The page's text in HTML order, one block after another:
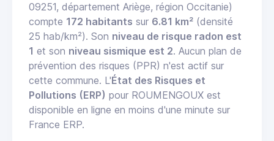
09251, département Ariège, région Occitanie)
compte 172 habitants sur 6.81 km² (densité
25 hab/km²). Son niveau de risque radon est
1 et son niveau sismique est 2. Aucun plan de
prévention des risques (PPR) n'est actif sur
cette commune. L'État des Risques et
Pollutions (ERP) pour ROUMENGOUX est
disponible en ligne en moins d'une minute sur
France ERP.